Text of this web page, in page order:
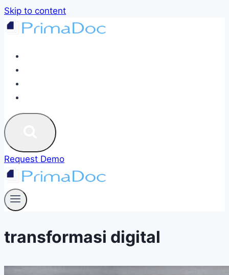
Skip to content
Request Demo
transformasi digital